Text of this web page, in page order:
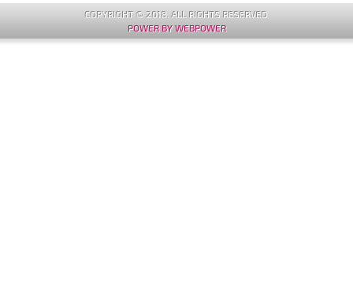
COPYRIGHT © 2018. ALL RIGHTS RESERVED
POWER BY WEBPOWER